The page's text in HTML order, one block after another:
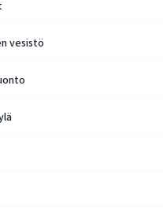
vesistö